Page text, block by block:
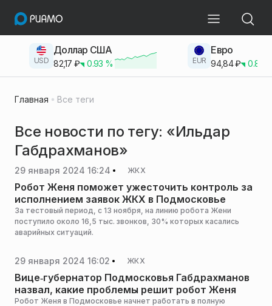
USD
Доллар США
82,17 ₽ 0.93 % EUR
Евро
94,84₽ 0.83
Главная Все теги
Все новости по тегу: «Ильдар
Габдрахманов»
29 января 2024 16:24 ЖКХ
Робот Женя поможет ужесточить контроль за
исполнением заявок ЖКХ в Подмосковье
За тестовый период, с 13 ноября, на линию робота Жени
поступило около 16,5 тыс. звонков, 30% которых касались
аварийных ситуаций.
29 января 2024 16:02 ЖКХ
Вице‑губернатор Подмосковья Габдрахманов
назвал, какие проблемы решит робот Женя
Робот Женя в Подмосковье начнет работать в полную